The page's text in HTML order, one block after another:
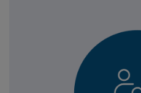
Wahlmodule